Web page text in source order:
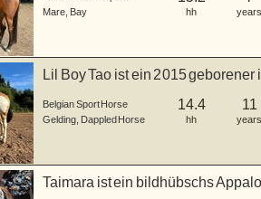
Mare Bay hh years
Lil Boy Tao ist ein 2015
Belgian Sport Horse
Gelding Dappled Horse
14.4
hh
11
years
Taimara ist ein bildhübschs